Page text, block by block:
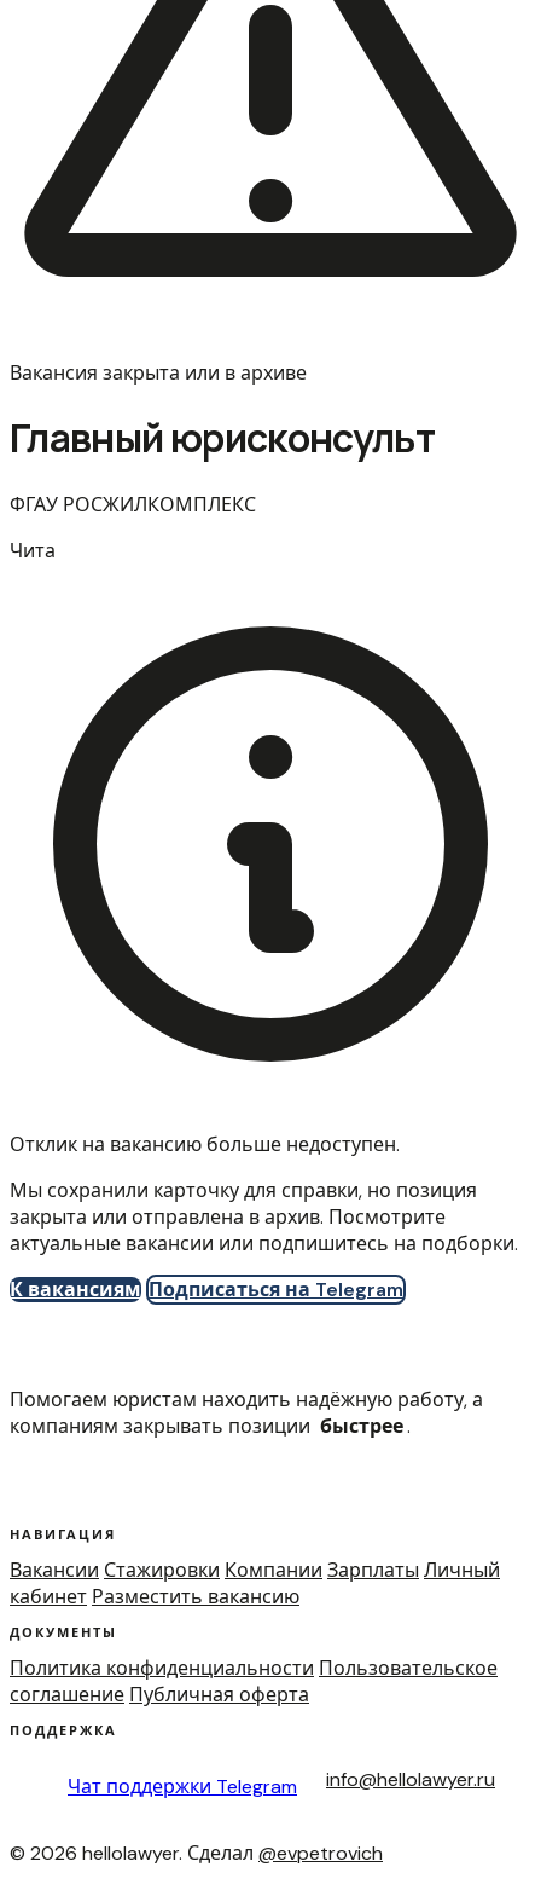
Вакансия закрыта или в архиве
Главный юрисконсульт
ФГАУ РОСЖИЛКОМПЛЕКС
Чита
Отклик на вакансию больше недоступен.
Мы сохранили карточку для справки, но позиция
закрыта или отправлена в архив. Посмотрите
актуальные вакансии или подпишитесь на подборки.
К вакансиям Подписаться на Telegram
Помогаем юристам находить надёжную работу, а
компаниям закрывать позиции быстрее.
НАВИГАЦИЯ
Вакансии Стажировки Компании Зарплаты Личный
кабинет Разместить вакансию
ДОКУМЕНТЫ
Политика конфиденциальности Пользовательское
соглашение Публичная оферта
ПОДДЕРЖКА
Чат поддержки Telegram info@hellolawyer.ru
© 2026 hellolawyer. Сделал @evpetrovich